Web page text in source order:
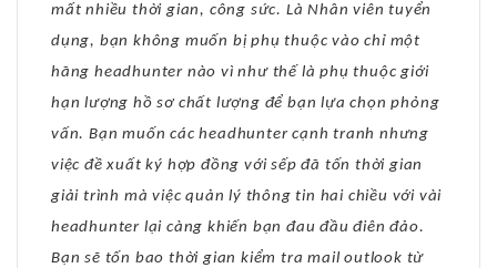
mất nhiều thời gian, công sức. Là Nhân viên tuyển
dụng, bạn không muốn bị phụ thuộc vào chỉ một
hãng headhunter nào vì như thế là phụ thuộc giới
hạn lượng hồ sơ chất lượng để bạn lựa chọn phỏng
vấn. Bạn muốn các headhunter cạnh tranh nhưng
việc đề xuất ký hợp đồng với sếp đã tốn thời gian
giải trình mà việc quản lý thông tin hai chiều với vài
headhunter lại càng khiến bạn đau đầu điên đảo.
Bạn sẽ tốn bao thời gian kiểm tra mail outlook từ